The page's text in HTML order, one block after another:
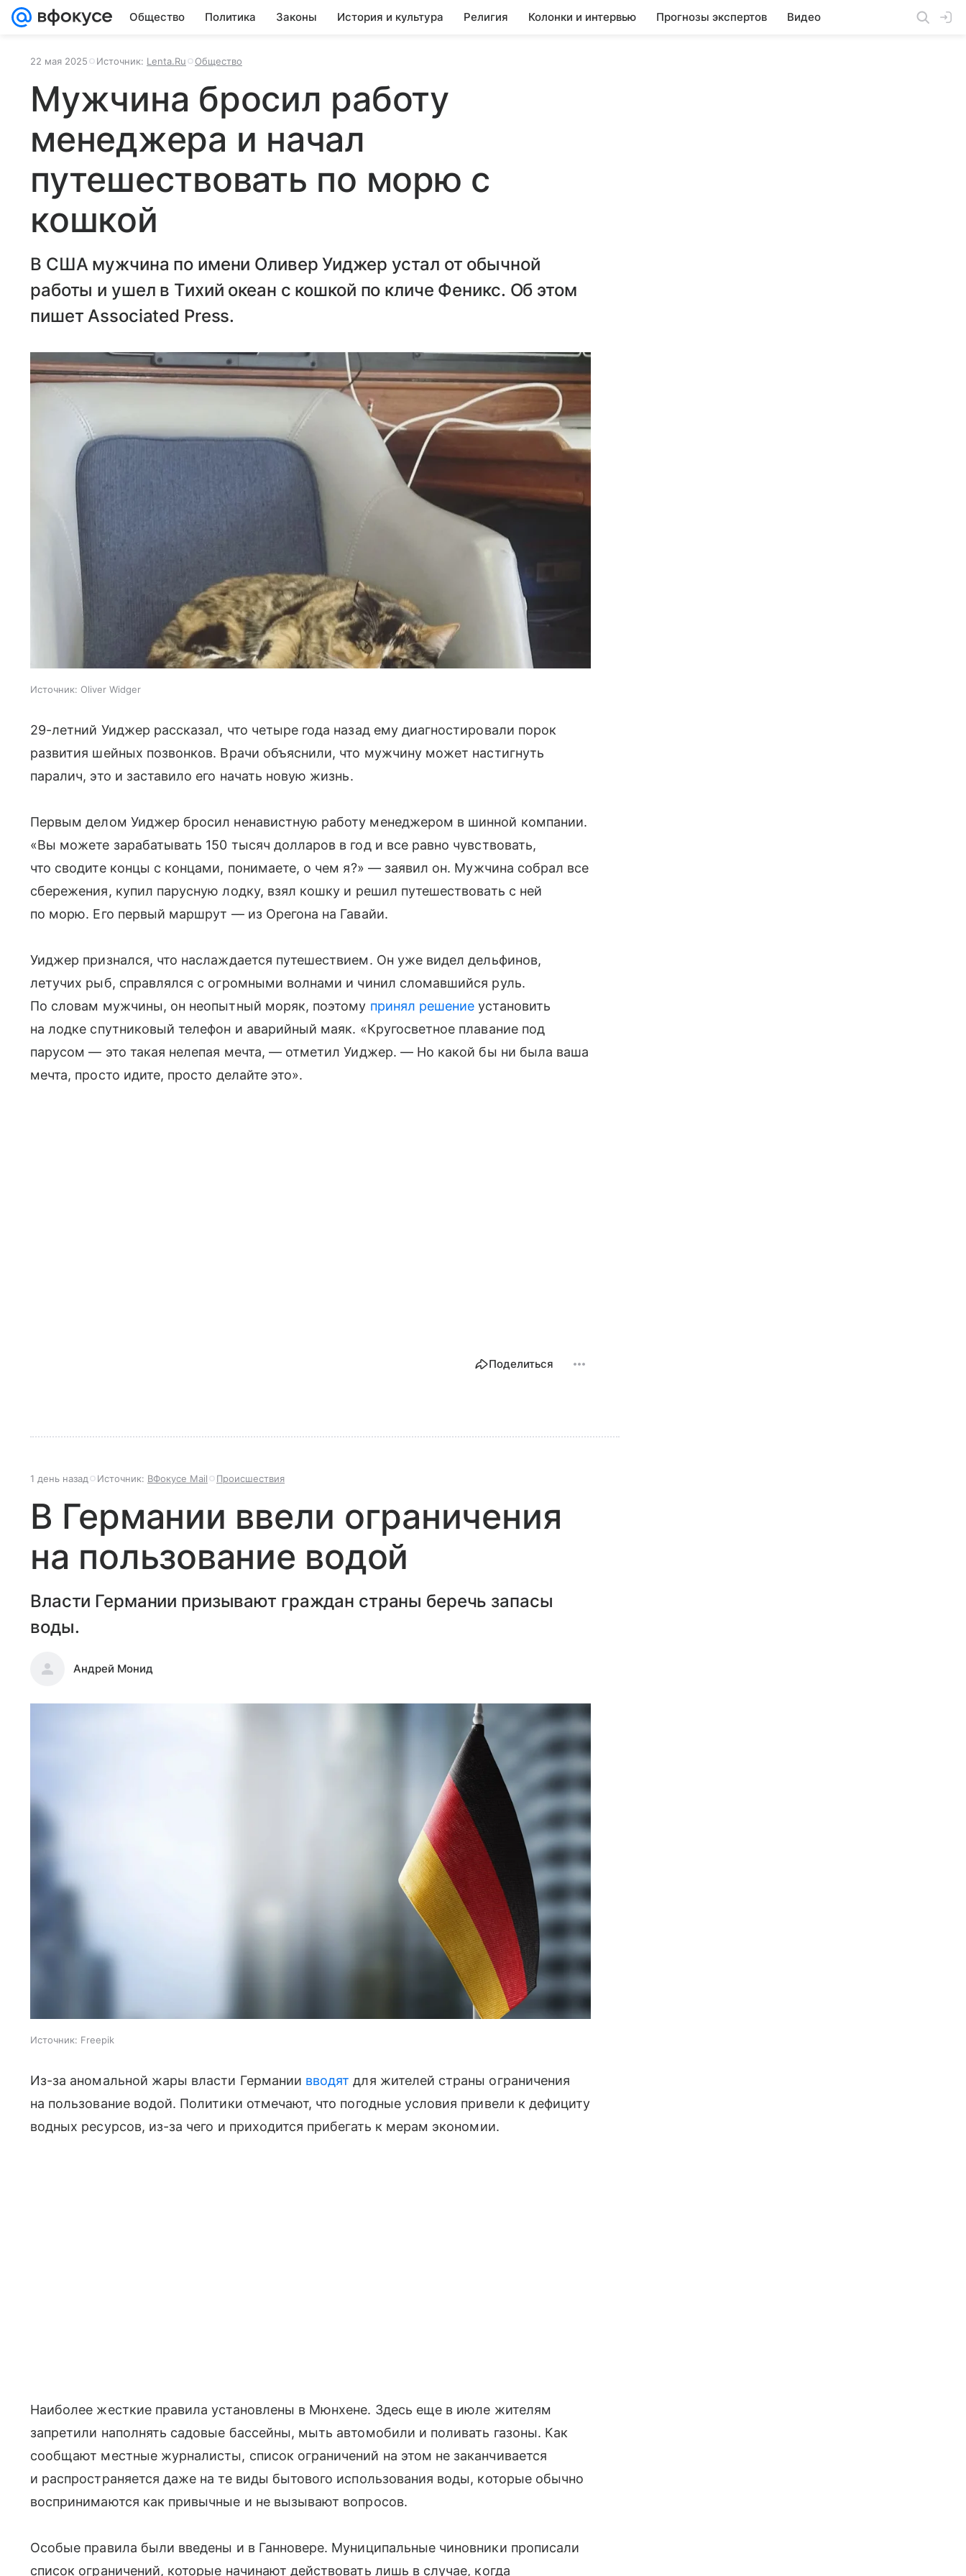
Общество Политика Законы История и культура Религия Колонки и интервью Прогнозы экспертов Видео
22 мая 2025 Источник: Lenta.Ru Общество
Мужчина бросил работу
менеджера и начал
путешествовать по морю с
кошкой
В США мужчина по имени Оливер Уиджер устал от обычной
работы и ушел в Тихий океан с кошкой по кличе Феникс. Об этом
пишет Associated Press.
Источник: Oliver Widger
29-летний Уиджер рассказал, что четыре года назад ему диагностировали порок
развития шейных позвонков. Врачи объяснили, что мужчину может настигнуть
паралич, это и заставило его начать новую жизнь.
Первым делом Уиджер бросил ненавистную работу менеджером в шинной компании.
«Вы можете зарабатывать 150 тысяч долларов в год и все равно чувствовать,
что сводите концы с концами, понимаете, о чем я?» — заявил он. Мужчина собрал все
сбережения, купил парусную лодку, взял кошку и решил путешествовать с ней
по морю. Его первый маршрут — из Орегона на Гавайи.
Уиджер признался, что наслаждается путешествием. Он уже видел дельфинов,
летучих рыб, справлялся с огромными волнами и чинил сломавшийся руль.
По словам мужчины, он неопытный моряк, поэтому принял решение установить
на лодке спутниковый телефон и аварийный маяк. «Кругосветное плавание под
парусом — это такая нелепая мечта, — отметил Уиджер. — Но какой бы ни была ваша
мечта, просто идите, просто делайте это».
Поделиться
1 день назад Источник: ВФокусе Mail Происшествия
В Германии ввели ограничения
на пользование водой
Власти Германии призывают граждан страны беречь запасы
воды.
Андрей Монид
Источник: Freepik
Из-за аномальной жары власти Германии вводят для жителей страны ограничения
на пользование водой. Политики отмечают, что погодные условия привели к дефициту
водных ресурсов, из-за чего и приходится прибегать к мерам экономии.
Наиболее жесткие правила установлены в Мюнхене. Здесь еще в июле жителям
запретили наполнять садовые бассейны, мыть автомобили и поливать газоны. Как
сообщают местные журналисты, список ограничений на этом не заканчивается
и распространяется даже на те виды бытового использования воды, которые обычно
воспринимаются как привычные и не вызывают вопросов.
Особые правила были введены и в Ганновере. Муниципальные чиновники прописали
список ограничений, которые начинают действовать лишь в случае, когда